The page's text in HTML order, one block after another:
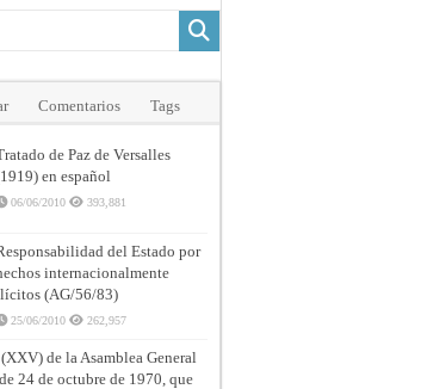
Comentarios Tags
de Paz de Versalles
en español
06/06/2010 393,881
del Estado por
internacionalmente
(AG/56/83)
25/06/2010 262,957
de la Asamblea General
24 de octubre de 1970, que